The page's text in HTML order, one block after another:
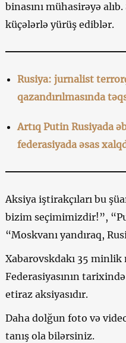
binasını mühasirəyə
küçələrlə yürüş ediblər.
Rusiya: jurnalist
qazandırılmasında
Artıq Putin Rusiyada
federasiyada əsas
Aksiya iştirakçıları bu
bizim seçimimizdir!”,
“Moskvanı yandıraq,
Xabarovskdakı 35 minlik
Federasiyasının
etiraz aksiyasıdır.
Daha dolğun foto və
tanış ola bilərsiniz.